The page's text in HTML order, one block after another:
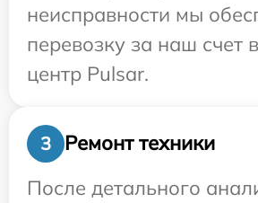
неисправности мы
перевозку за наш счет
центр Pulsar.
3
Ремонт техники
После детального